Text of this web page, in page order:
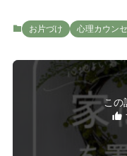
お片づけ 心理カウン
この